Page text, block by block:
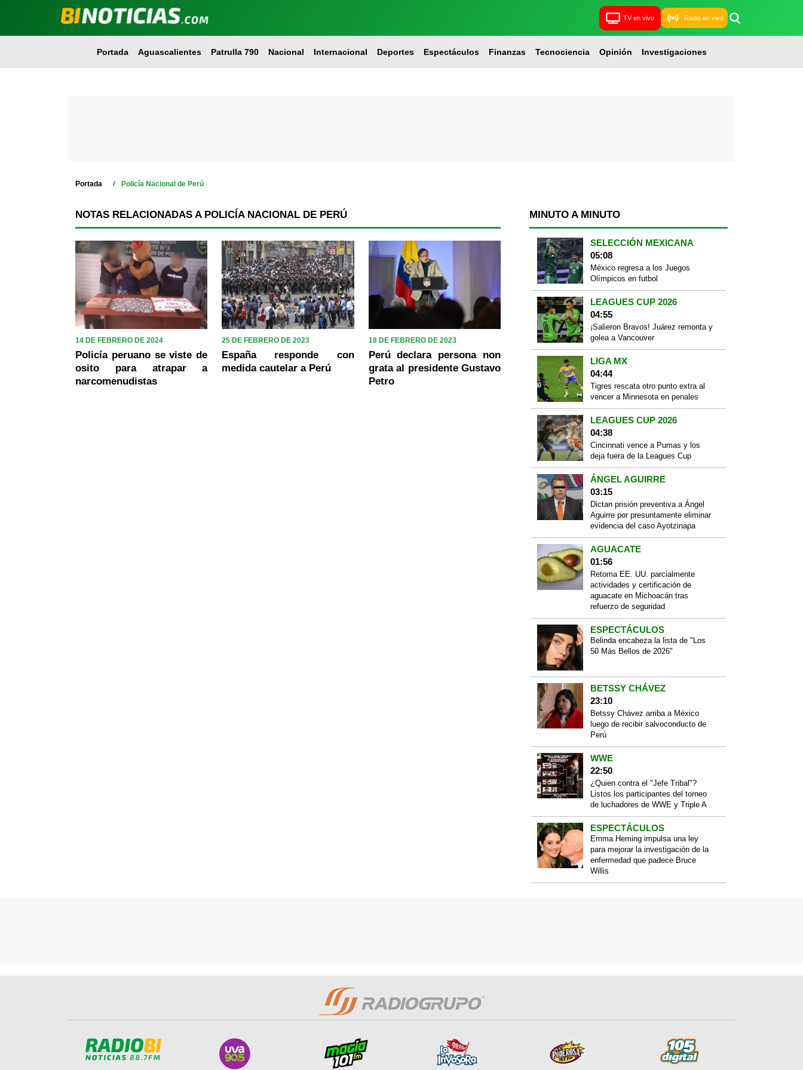
TV en vivo Radio en vivo
Portada Aguascalientes Patrulla 790 Nacional Internacional Deportes Espectáculos Finanzas Tecnociencia Opinión Investigaciones
Portada Policía Nacional de Perú
NOTAS RELACIONADAS A POLICÍA NACIONAL DE PERÚ
14 DE FEBRERO DE 2024
Policía peruano se viste de
osito para atrapar a
narcomenudistas
25 DE FEBRERO DE 2023
España responde con
medida cautelar a Perú
18 DE FEBRERO DE 2023
Perú declara persona non
grata al presidente Gustavo
Petro
MINUTO A MINUTO
SELECCIÓN MEXICANA
05:08
México regresa a los Juegos
Olímpicos en futbol
LEAGUES CUP 2026
04:55
¡Salieron Bravos! Juárez remonta y
golea a Vancouver
LIGA MX
04:44
Tigres rescata otro punto extra al
vencer a Minnesota en penales
LEAGUES CUP 2026
04:38
Cincinnati vence a Pumas y los
deja fuera de la Leagues Cup
ÁNGEL AGUIRRE
03:15
Dictan prisión preventiva a Ángel
Aguirre por presuntamente eliminar
evidencia del caso Ayotzinapa
AGUACATE
01:56
Retoma EE. UU. parcialmente
actividades y certificación de
aguacate en Michoacán tras
refuerzo de seguridad
ESPECTÁCULOS
Belinda encabeza la lista de "Los
50 Más Bellos de 2026"
BETSSY CHÁVEZ
23:10
Betssy Chávez arriba a México
luego de recibir salvoconducto de
Perú
WWE
22:50
¿Quien contra el "Jefe Tribal"?
Listos los participantes del torneo
de luchadores de WWE y Triple A
ESPECTÁCULOS
Emma Heming impulsa una ley
para mejorar la investigación de la
enfermedad que padece Bruce
Willis